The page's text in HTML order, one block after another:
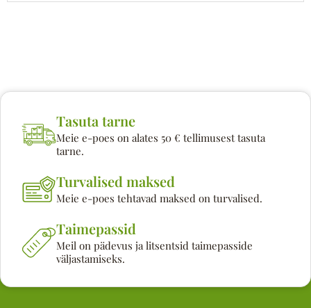
Tasuta tarne
Meie e-poes on alates 50 € tellimusest tasuta
tarne.
Turvalised maksed
Meie e-poes tehtavad maksed on turvalised.
Taimepassid
Meil on pädevus ja litsentsid taimepasside
väljastamiseks.